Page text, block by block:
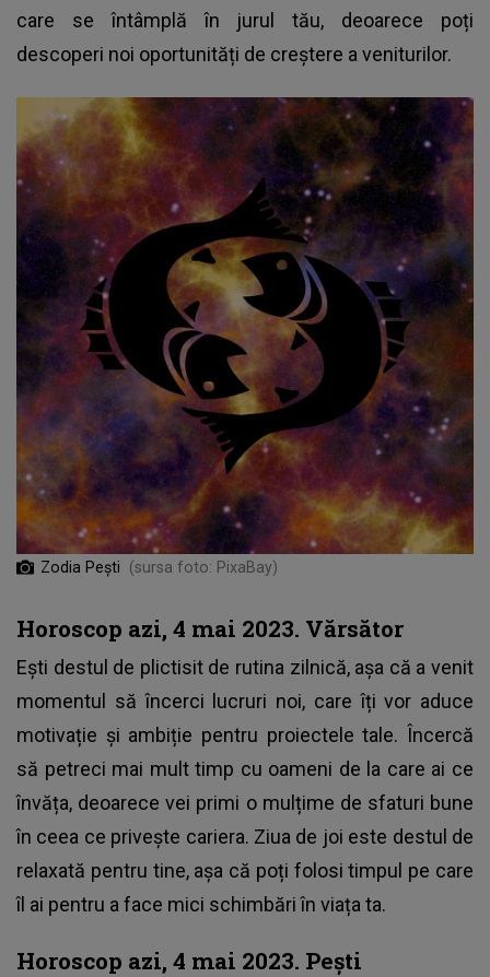
care se întâmplă în jurul tău, deoarece poți
descoperi noi oportunități de creștere a veniturilor.
Zodia Pești (sursa foto: PixaBay)
Horoscop azi, 4 mai 2023. Vărsător
Ești destul de plictisit de rutina zilnică, așa că a venit
momentul să încerci lucruri noi, care îți vor aduce
motivație și ambiție pentru proiectele tale. Încercă
să petreci mai mult timp cu oameni de la care ai ce
învăța, deoarece vei primi o mulțime de sfaturi bune
în ceea ce privește cariera. Ziua de joi este destul de
relaxată pentru tine, așa că poți folosi timpul pe care
îl ai pentru a face mici schimbări în viața ta.
Horoscop azi, 4 mai 2023. Pești